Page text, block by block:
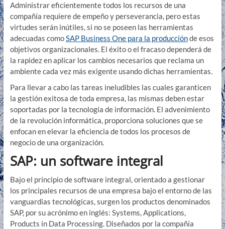
Administrar eficientemente todos los recursos de una
compañía requiere de empeño y perseverancia, pero estas
virtudes serán inútiles, si no se poseen las herramientas
adecuadas comoSAP Business One para la producciónde esos
objetivos organizacionales. El éxito o el fracaso dependerá de
la rapidez en aplicar los cambios necesarios que reclama un
ambiente cada vez más exigente usando dichas herramientas.
Para llevar a cabo las tareas ineludibles las cuales garanticen
la gestión exitosa de toda empresa, las mismas deben estar
soportadas por la tecnología de información. El advenimiento
de la revolución informática, proporciona soluciones que se
enfocan en elevar la eficiencia de todos los procesos de
negocio de una organización.
SAP: un software integral
Bajo el principio de software integral, orientado a gestionar
los principales recursos de una empresa bajo el entorno de las
vanguardias tecnológicas, surgen los productos denominados
SAP, por su acrónimo en inglés: Systems, Applications,
Products in Data Processing. Diseñados por la compañía